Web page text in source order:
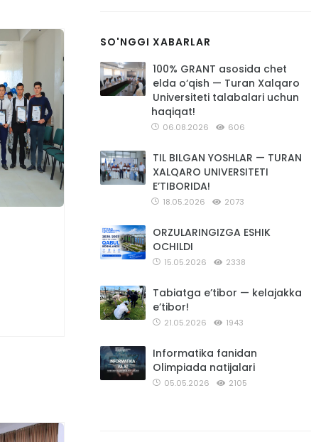
SO'NGGI XABARLAR
100% GRANT asosida chet
elda o‘qish — Turan Xalqaro
Universiteti talabalari uchun
haqiqat!
06.08.2026 606
TIL BILGAN YOSHLAR — TURAN
XALQARO UNIVERSITETI
E’TIBORIDA!
18.05.2026 2073
ORZULARINGIZGA ESHIK
OCHILDI
15.05.2026 2338
Tabiatga e’tibor — kelajakka
e’tibor!
21.05.2026 1943
Informatika fanidan
Olimpiada natijalari
05.05.2026 2105